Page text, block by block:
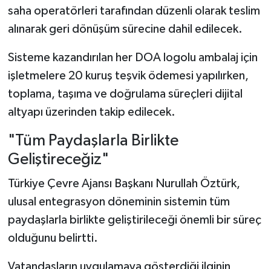
saha operatörleri tarafından düzenli olarak teslim
alınarak geri dönüşüm sürecine dahil edilecek.
Sisteme kazandırılan her DOA logolu ambalaj için
işletmelere 20 kuruş teşvik ödemesi yapılırken,
toplama, taşıma ve doğrulama süreçleri dijital
altyapı üzerinden takip edilecek.
"Tüm Paydaşlarla Birlikte
Geliştireceğiz"
Türkiye Çevre Ajansı Başkanı Nurullah Öztürk,
ulusal entegrasyon döneminin sistemin tüm
paydaşlarla birlikte geliştirileceği önemli bir süreç
olduğunu belirtti.
Vatandaşların uygulamaya gösterdiği ilginin